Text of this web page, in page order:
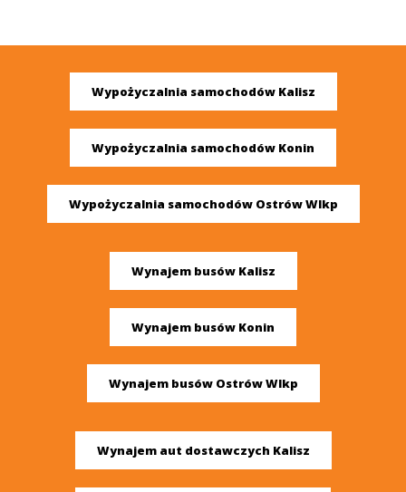
Wypożyczalnia samochodów Kalisz
Wypożyczalnia samochodów Konin
Wypożyczalnia samochodów Ostrów Wlkp
Wynajem busów Kalisz
Wynajem busów Konin
Wynajem busów Ostrów Wlkp
Wynajem aut dostawczych Kalisz